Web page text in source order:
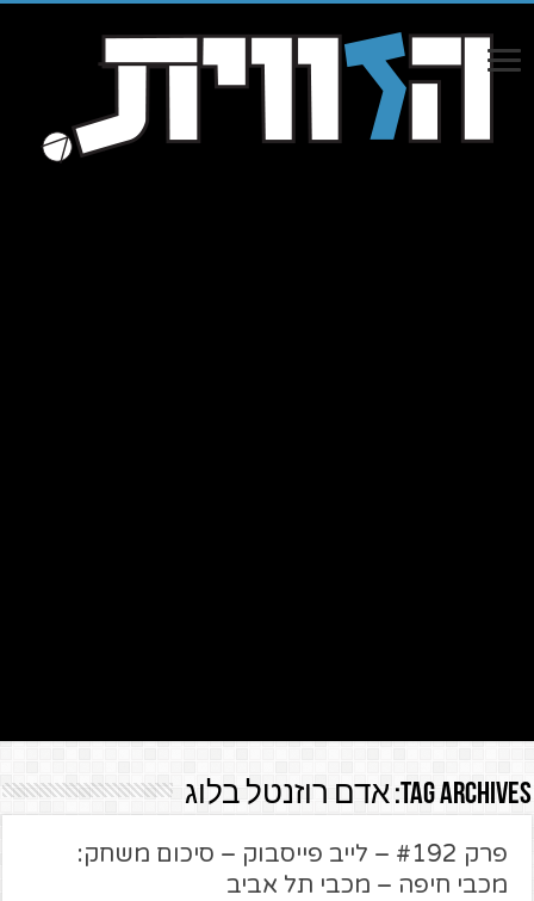
Tag Archives: אדם רוזנטל בלוג
פרק #192 – לייב פייסבוק – סיכום משחק:
מכבי חיפה – מכבי תל אביב